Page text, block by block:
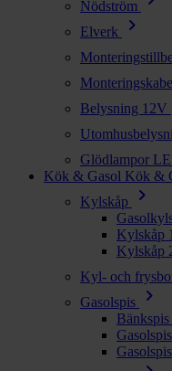
Nödström
Elverk chevron_right
Belysning 12V
Glödlampor
Kök & Gasol Kök &
Kylskåp
chevron_right
Kylskåp
Kylskåp
Kyl- och
Gasolspis chevron_right